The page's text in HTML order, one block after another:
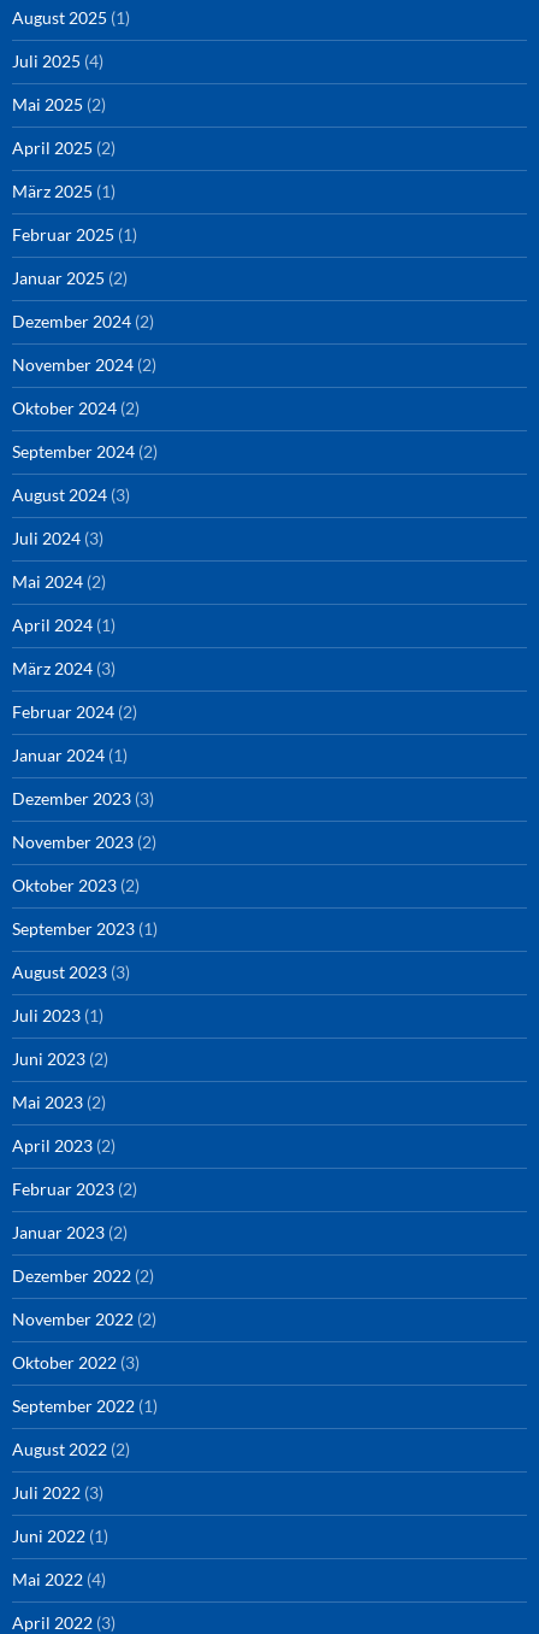
August 2025 (1)
Juli 2025 (4)
Mai 2025 (2)
April 2025 (2)
März 2025 (1)
Februar 2025 (1)
Januar 2025 (2)
Dezember 2024 (2)
November 2024 (2)
Oktober 2024 (2)
September 2024 (2)
August 2024 (3)
Juli 2024 (3)
Mai 2024 (2)
April 2024 (1)
März 2024 (3)
Februar 2024 (2)
Januar 2024 (1)
Dezember 2023 (3)
November 2023 (2)
Oktober 2023 (2)
September 2023 (1)
August 2023 (3)
Juli 2023 (1)
Juni 2023 (2)
Mai 2023 (2)
April 2023 (2)
Februar 2023 (2)
Januar 2023 (2)
Dezember 2022 (2)
November 2022 (2)
Oktober 2022 (3)
September 2022 (1)
August 2022 (2)
Juli 2022 (3)
Juni 2022 (1)
Mai 2022 (4)
April 2022 (3)